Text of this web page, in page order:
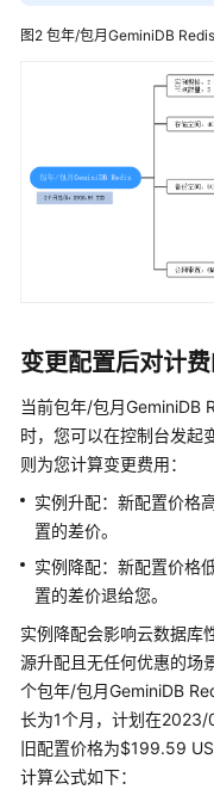
GeminiDB
口
GeminiDB
接
口
技
术
皮
书
SDK
参
考
API
参
图2 包年/包月GeminiDB Redis
变更配置后对计
当前包年/包月GeminiDB
时，您可以在控制台发起
则为您计算变更费用：
实例升配：新配置价格
置的差价。
实例降配：新配置价格
置的差价退给您。
实例降配会影响云数据库
源升配且无任何优惠的
个包年/包月GeminiDB
长为1个月，计划在2023/
旧配置价格为$199.59
计算公式如下：